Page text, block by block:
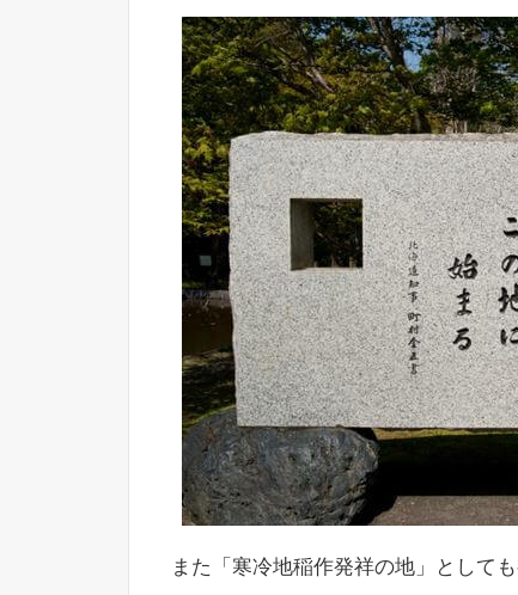
また「寒冷地稲作発祥の地」としても